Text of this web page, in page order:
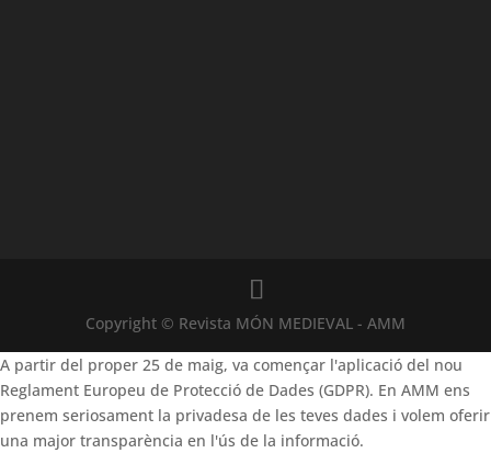
Copyright © Revista MÓN MEDIEVAL - AMM
A partir del proper 25 de maig, va començar l'aplicació del nou
Reglament Europeu de Protecció de Dades (GDPR). En AMM ens
prenem seriosament la privadesa de les teves dades i volem oferir
una major transparència en l'ús de la informació.